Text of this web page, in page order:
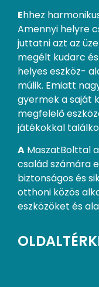
Ehhez
Amennyi helyre
juttatni azt az
megélt kudarc
helyes eszköz-
múlik. Emiatt
gyermek a saját
megfelelő
játékokkal
A MaszatBolttal
család számára
biztonságos és
otthoni közös
eszközöket és